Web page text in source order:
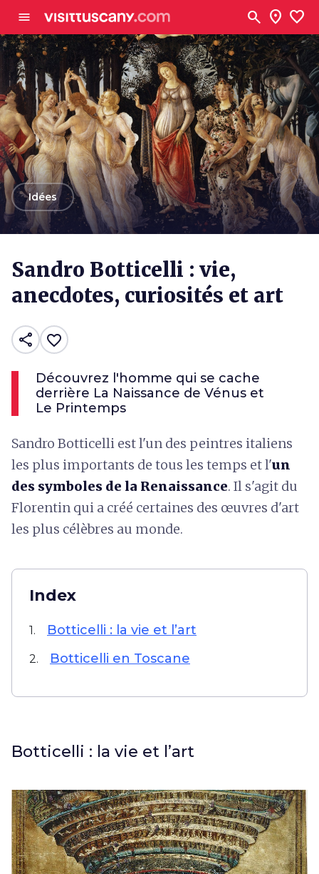
menu search location_on favorite
arrow_backIdées
Sandro Botticelli : vie,
anecdotes, curiosités et art
share favorite_border
Découvrez l'homme qui se cache
derrière La Naissance de Vénus et
Le Printemps
Sandro Botticelli est l'un des peintres italiens
les plus importants de tous les temps et l'un
des symboles de la Renaissance. Il s'agit du
Florentin qui a créé certaines des œuvres d'art
les plus célèbres au monde.
Index
1. Botticelli : la vie et l’art
2. Botticelli en Toscane
Botticelli : la vie et l’art